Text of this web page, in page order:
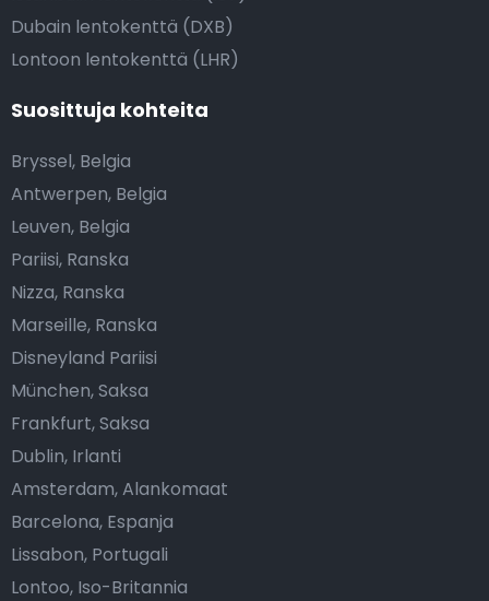
Dubain lentokenttä (DXB)
Lontoon lentokenttä (LHR)
Suosittuja kohteita
Bryssel, Belgia
Antwerpen, Belgia
Leuven, Belgia
Pariisi, Ranska
Nizza, Ranska
Marseille, Ranska
Disneyland Pariisi
München, Saksa
Frankfurt, Saksa
Dublin, Irlanti
Amsterdam, Alankomaat
Barcelona, Espanja
Lissabon, Portugali
Lontoo, Iso-Britannia